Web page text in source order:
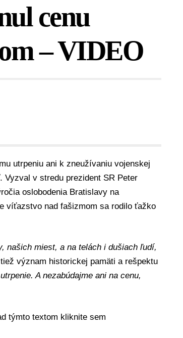
cenu
– VIDEO
utrpeniu ani k zneužívaniu vojenskej
Vyzval v stredu prezident SR Peter
oslobodenia Bratislavy na
víťazstvo nad fašizmom sa rodilo ťažko
našich miest, a na telách i dušiach ľudí,
význam historickej pamäti a rešpektu
A nezabúdajme ani na cenu,
týmto textom kliknite sem